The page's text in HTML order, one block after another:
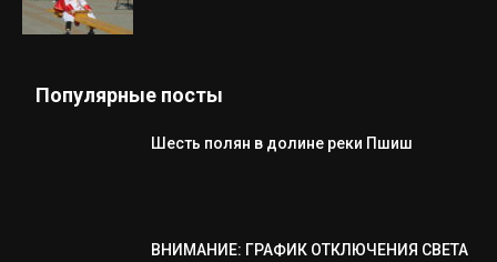
Популярные посты
Шесть полян в долине реки Пшиш
ВНИМАНИЕ: ГРАФИК ОТКЛЮЧЕНИЯ СВЕТА